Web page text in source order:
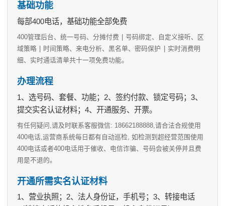
基础功能
每部400电话，基础功能全部免费
400管理后台、统一号码、分摊付费
号码绑定、自定义接听、区
域策略
时间策略、来电分析、黑名单、密码保护
实时消费明
细、实时通话清单共十一项免费功能。
办理流程
1、选号码、套餐、功能；2、签约付款、锁定号码；3、
提交实名认证材料；4、开通服务、开票。
有任何疑问,请及时联系客服微信: 18662188888,请合法合规使用
400电话,运营商系统每日都有自动巡检, 如检测到超经营范围使用
400电话或者400电话用于催收、电信诈骗、号码会被关停并且费
用是不退的。
开通所需实名认证材料
1、营业执照；2、法人身份证，手机号；3、转接电话